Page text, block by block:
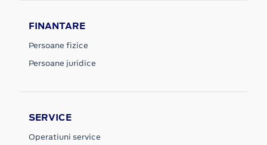
FINANTARE
Persoane fizice
Persoane juridice
SERVICE
Operatiuni service